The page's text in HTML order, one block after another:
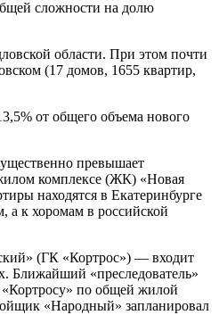
сложности на долю
области. При этом почти
(17 домов, 1655 квартир,
от общего объема нового
превышает
комплексе (ЖК) «Новая
находятся в Екатеринбурге
а к хоромам в российской
(ГК «Кортрос») — входит
Ближайший «преследователь»
по общей жилой
«Народный» запланировал